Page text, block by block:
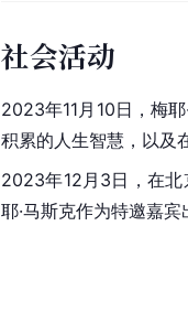
社会活动
2023年11月10日，梅
积累的人生智慧，以及
2023年12月3日，在北
耶·马斯克作为特邀嘉